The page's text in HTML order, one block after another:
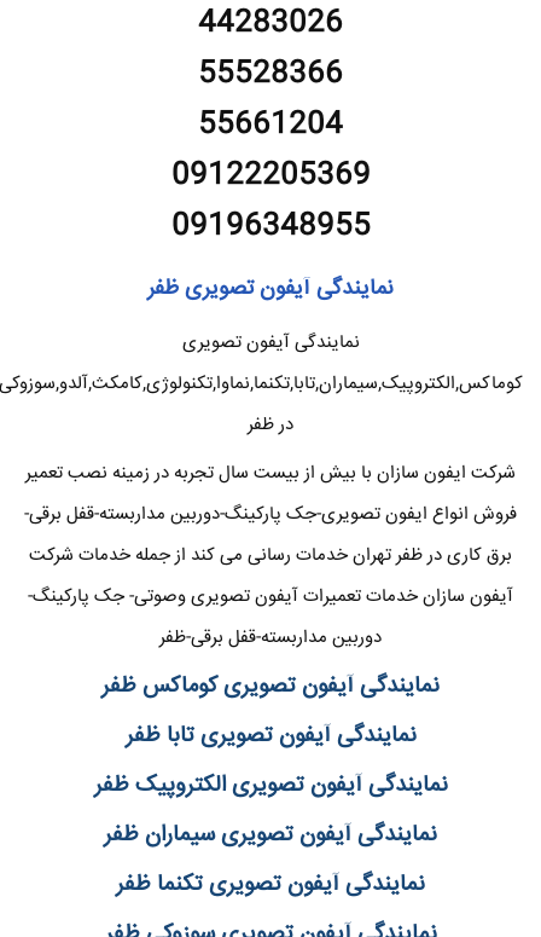
44283026
55528366
55661204
09122205369
09196348955
نمایندگی آیفون تصویری ظفر
نمایندگی آیفون تصویری
کوماکس,الکتروپیک,سیماران,تابا,تکنما,نماوا,تکنولوژی,کامکث,آلدو,سوزوکی
در ظفر
شرکت ایفون سازان با بیش از بیست سال تجربه در زمینه نصب تعمیر
فروش انواع ایفون تصویری-جک پارکینگ-دوربین مداربسته-قفل برقی-
برق کاری در ظفر تهران خدمات رسانی می کند از جمله خدمات شرکت
آیفون سازان خدمات تعمیرات آیفون تصویری وصوتی- جک پارکینگ-
دوربین مداربسته-قفل برقی-ظفر
نمایندگی آیفون تصویری کوماکس ظفر
نمایندگی آیفون تصویری تابا ظفر
نمایندگی آیفون تصویری الکتروپیک ظفر
نمایندگی آیفون تصویری سیماران ظفر
نمایندگی آیفون تصویری تکنما ظفر